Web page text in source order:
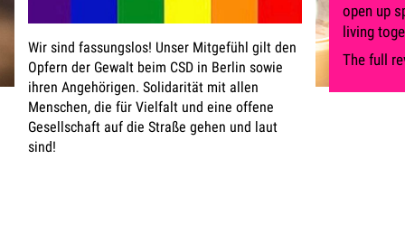
Wir sind fassungslos! Unser Mitgefühl gilt den
Opfern der Gewalt beim CSD in Berlin sowie
ihren Angehörigen. Solidarität mit allen
Menschen, die für Vielfalt und eine offene
Gesellschaft auf die Straße gehen und laut
sind!
open up
living
The full